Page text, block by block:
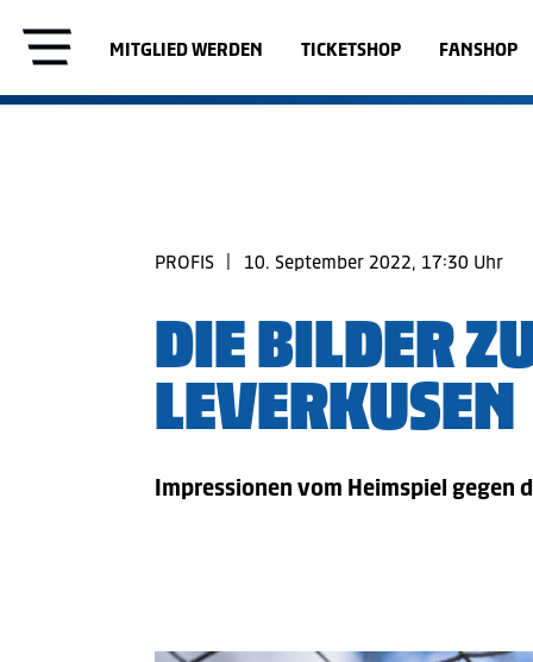
MITGLIED WERDEN TICKETSHOP FANSHOP
PROFIS 10. September 2022, 17:30 Uhr
DIE BILDER
LEVERKUSEN
Impressionen vom Heimspiel gegen